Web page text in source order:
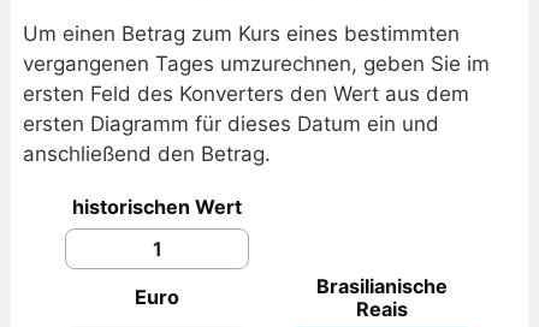
Um einen Betrag zum Kurs eines bestimmten
vergangenen Tages umzurechnen, geben Sie im
ersten Feld des Konverters den Wert aus dem
ersten Diagramm für dieses Datum ein und
anschließend den Betrag.
historischen Wert
Euro
Brasilianische
Reais